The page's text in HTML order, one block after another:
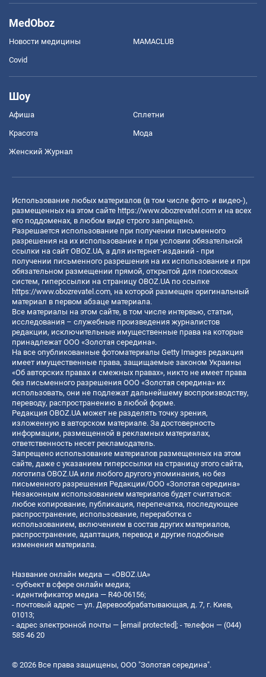
MedOboz
Новости медицины MAMACLUB
Covid
Шоу
Афиша Сплетни
Красота Мода
Женский Журнал
Использование любых материалов (в том числе фото- и видео-),
размещенных на этом сайте https://www.obozrevatel.com и на всех
его поддоменах, в любом виде строго запрещено.
Разрешается использование при получении письменного
разрешения на их использование и при условии обязательной
ссылки на сайт OBOZ.UA, а для интернет-изданий - при
получении письменного разрешения на их использование и при
обязательном размещении прямой, открытой для поисковых
систем, гиперссылки на страницу OBOZ.UA по ссылке
https://www.obozrevatel.com, на которой размещен оригинальный
материал в первом абзаце материала.
Все материалы на этом сайте, в том числе интервью, статьи,
исследования – служебные произведения журналистов
редакции, исключительные имущественные права на которые
принадлежат ООО «Золотая середина».
На все опубликованные фотоматериалы Getty Images редакция
имеет имущественные права, защищаемые законом Украины
«Об авторских правах и смежных правах», никто не имеет права
без письменного разрешения ООО «Золотая середина» их
использовать, они не подлежат дальнейшему воспроизводству,
переводу, распространению в любой форме.
Редакция OBOZ.UA может не разделять точку зрения,
изложенную в авторском материале. За достоверность
информации, размещенной в рекламных материалах,
ответственность несет рекламодатель.
Запрещено использование материалов размещенных на этом
сайте, даже с указанием гиперссылки на страницу этого сайта,
логотипа OBOZ.UA или любого другого упоминания, но без
письменного разрешения Редакции/ООО «Золотая середина»
Незаконным использованием материалов будет считаться:
любое копирование, публикация, перепечатка, последующее
распространение, использование, переработка с
использованием, включением в состав других материалов,
распространение, адаптация, перевод и другие подобные
изменения материала.
Название онлайн медиа — «OBOZ.UA»
- субъект в сфере онлайн медиа;
- идентификатор медиа — R40-06156;
- почтовый адрес — ул. Деревообрабатывающая, д. 7, г. Киев,
01013;
- адрес электронной почты — [email protected] ; - телефон — (044)
585 46 20
© 2026 Все права защищены, ООО "Золотая середина".